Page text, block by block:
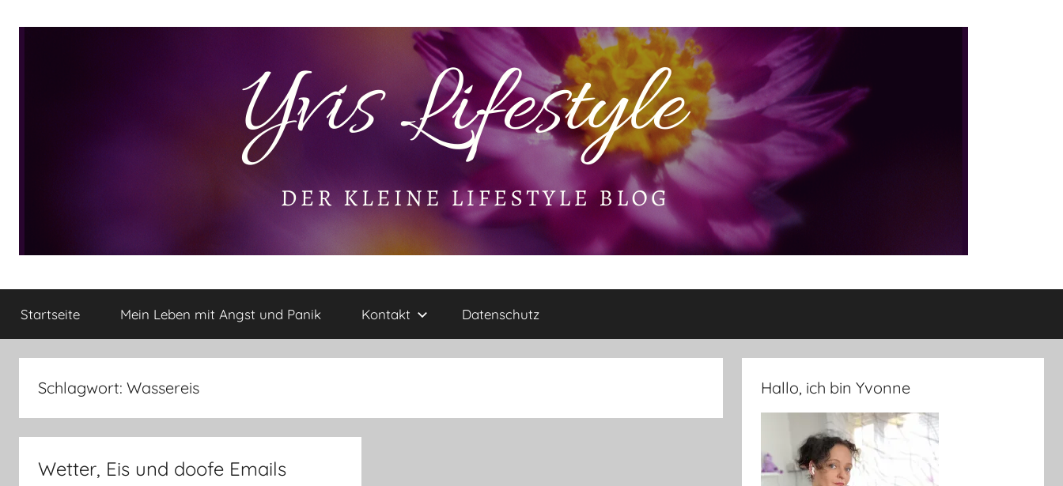
Yvis
Lifestyle
kleine
Lifestyle
Rezensionen,
Produkttests
und
mehr
Startseite Mein Leben mit Angst und Panik Kontakt Datenschutz
Schlagwort: Wassereis
Wetter, Eis und doofe Emails
Hallo, ich bin Yvonne